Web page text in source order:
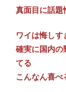
真面目に話題
ワイは悔しす
確実に国内の
てる
こんなん喜べ